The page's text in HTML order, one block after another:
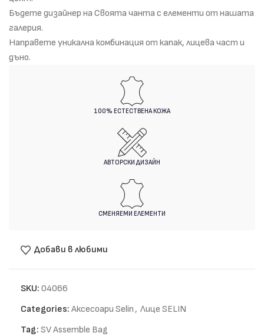
Бъдете дизайнер на Своята чанта с елементи от нашата
галерия.
Направете уникална комбинация от капак, лицева част и
дъно.
100% ЕСТЕСТВЕНА КОЖА
АВТОРСКИ ДИЗАЙН
СМЕНЯЕМИ ЕЛЕМЕНТИ
Добави в любими
SKU: 04066
Categories: Аксесоари Selin, Лице SELIN
Tag: SV Assemble Bag